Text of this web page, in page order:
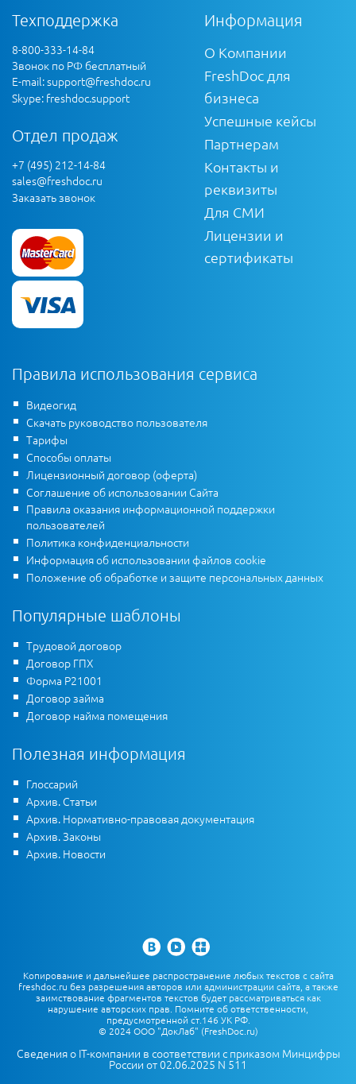
Техподдержка
8-800-333-14-84
Звонок по РФ бесплатный
E-mail:support@freshdoc.ru
Skype: freshdoc.support
Отдел продаж
+7 (495) 212-14-84
sales@freshdoc.ru
Заказать звонок
Информация
О Компании
FreshDoc для
бизнеса
Успешные кейсы
Партнерам
Контакты и
реквизиты
Для СМИ
Лицензии и
сертификаты
Правила использования сервиса
Видеогид
Скачать руководство пользователя
Тарифы
Способы оплаты
Лицензионный договор (оферта)
Соглашение об использовании Сайта
Правила оказания информационной поддержки
пользователей
Политика конфиденциальности
Информация об использовании файлов cookie
Положение об обработке и защите персональных данных
Популярные шаблоны
Трудовой договор
Договор ГПХ
Форма Р21001
Договор займа
Договор найма помещения
Полезная информация
Глоссарий
Архив. Статьи
Архив. Нормативно-правовая документация
Архив. Законы
Архив. Новости
Копирование и дальнейшее распространение любых текстов с сайта
freshdoc.ru без разрешения авторов или администрации сайта, а также
заимствование фрагментов текстов будет рассматриваться как
нарушение авторских прав. Помните об ответственности,
предусмотренной ст.146 УК РФ.
© 2024 ООО "ДокЛаб" (FreshDoc.ru)
Сведения о IT-компании в соответствии с приказом Минцифры
России от 02.06.2025 N 511